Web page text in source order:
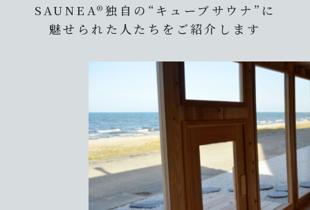
SAUNEA®独自の “キューブサウナ”に
魅せられた人たちをご紹介します